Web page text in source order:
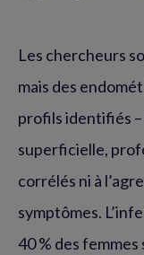
Les chercheurs
mais des
profils identifiés
superficielle,
corrélés ni à
symptômes.
40 % des